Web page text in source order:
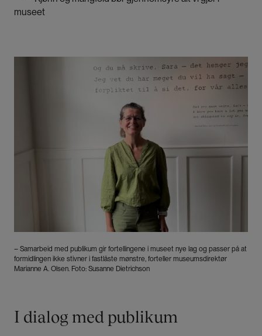
museet
– Samarbeid med publikum gir fortellingene i museet nye lag og passer på at
formidlingen ikke stivner i fastlåste mønstre, forteller museumsdirektør
Marianne A. Olsen. Foto: Susanne Dietrichson
I dialog med publikum